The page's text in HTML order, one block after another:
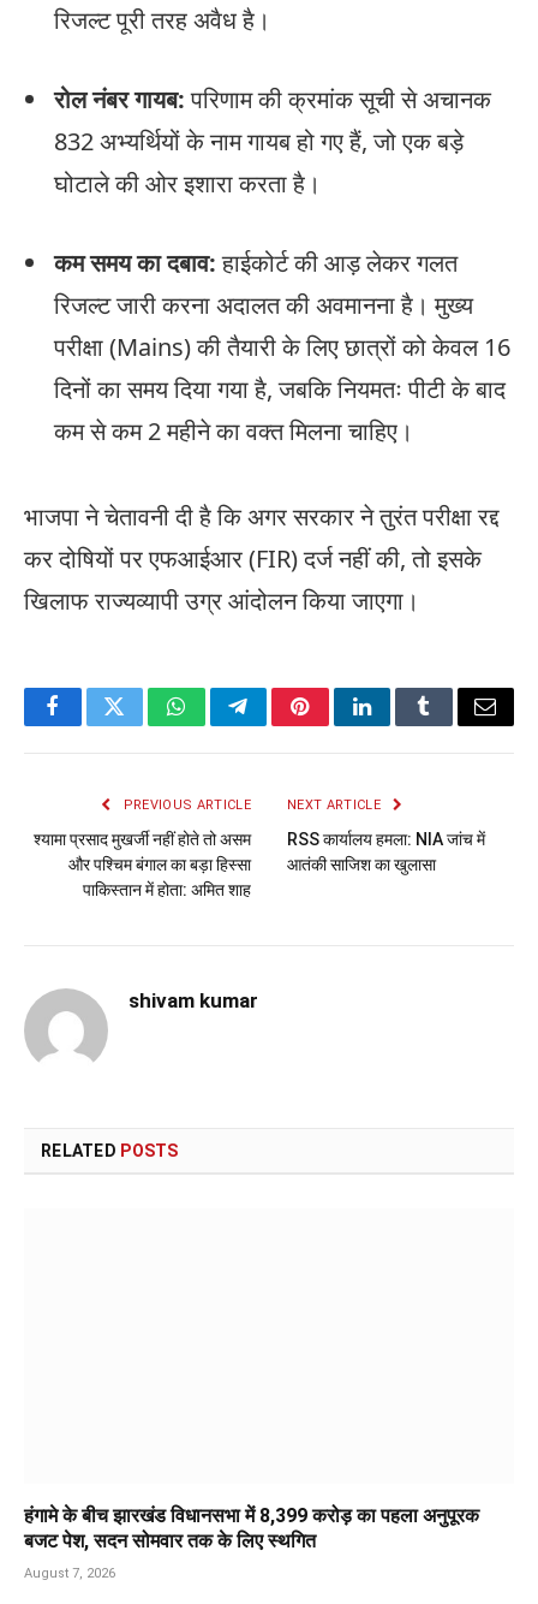
रिजल्ट पूरी तरह अवैध है।
रोल नंबर गायब:परिणाम की क्रमांक सूची से अचानक
832 अभ्यर्थियों के नाम गायब हो गए हैं, जो एक बड़े
घोटाले की ओर इशारा करता है।
कम समय का दबाव:हाईकोर्ट की आड़ लेकर गलत
रिजल्ट जारी करना अदालत की अवमानना है। मुख्य
परीक्षा (Mains) की तैयारी के लिए छात्रों को केवल 16
दिनों का समय दिया गया है, जबकि नियमतः पीटी के बाद
कम से कम 2 महीने का वक्त मिलना चाहिए।
भाजपा ने चेतावनी दी है कि अगर सरकार ने तुरंत परीक्षा रद्द
कर दोषियों पर एफआईआर (FIR) दर्ज नहीं की, तो इसके
खिलाफ राज्यव्यापी उग्र आंदोलन किया जाएगा।
FacebookTwitterWhatsAppTelegramPinterestLinkedInTumblrEmail
PREVIOUS ARTICLE
श्यामा प्रसाद मुखर्जी नहीं होते तो असम
और पश्चिम बंगाल का बड़ा हिस्सा
पाकिस्तान में होता: अमित शाह
NEXT ARTICLE
RSS कार्यालय हमला: NIA जांच में
आतंकी साजिश का खुलासा
shivam kumar
RELATED POSTS
हंगामे के बीच झारखंड विधानसभा में 8,399 करोड़ का पहला अनुपूरक
बजट पेश, सदन सोमवार तक के लिए स्थगित
August 7, 2026